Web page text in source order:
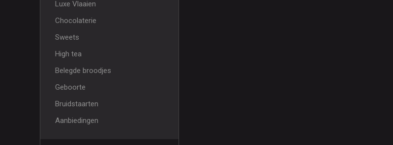
Luxe Vlaaien
Chocolaterie
Sweets
High tea
Belegde broodjes
Geboorte
Bruidstaarten
Aanbiedingen